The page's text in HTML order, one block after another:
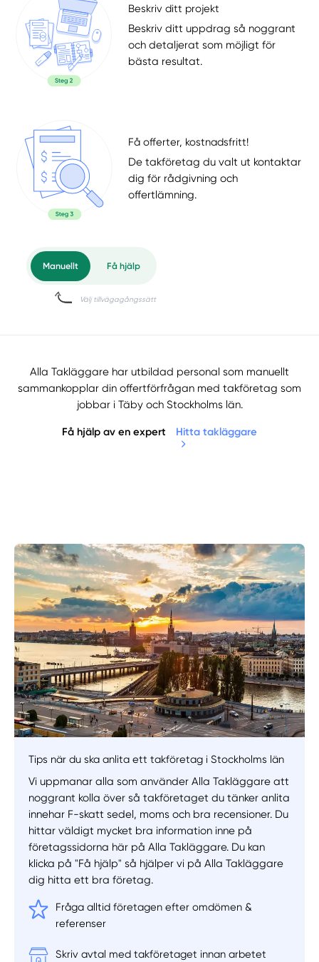
Beskriv ditt projekt
Beskriv ditt uppdrag så noggrant
och detaljerat som möjligt för
bästa resultat.
Få offerter, kostnadsfritt!
De takföretag du valt ut kontaktar
dig för rådgivning och
offertlämning.
Manuellt Få hjälp
Välj tillvägagångssätt
Alla Takläggare har utbildad personal som manuellt
sammankopplar din offertförfrågan med takföretag som
jobbar i Täby och Stockholms län.
Få hjälp av en expert Hitta takläggare
Tips när du ska anlita ett takföretag i Stockholms län
Vi uppmanar alla som använder Alla Takläggare att
noggrant kolla över så takföretaget du tänker anlita
innehar F-skatt sedel, moms och bra recensioner. Du
hittar väldigt mycket bra information inne på
företagssidorna här på Alla Takläggare. Du kan
klicka på "Få hjälp" så hjälper vi på Alla Takläggare
dig hitta ett bra företag.
Fråga alltid företagen efter omdömen &
referenser
Skriv avtal med takföretaget innan arbetet